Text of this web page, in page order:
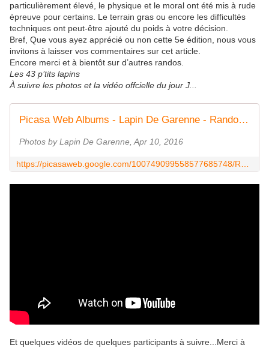
particulièrement élevé, le physique et le moral ont été mis à rude
épreuve pour certains. Le terrain gras ou encore les difficultés
techniques ont peut-être ajouté du poids à votre décision.
Bref, Que vous ayez apprécié ou non cette 5e édition, nous vous
invitons à laisser vos commentaires sur cet article.
Encore merci et à bientôt sur d’autres randos.
Les 43 p’tits lapins
À suivre les photos et la vidéo offcielle du jour J...
Picasa Web Albums - Lapin De Garenne - Rando de la G...
Photos by Lapin De Garenne, Apr 10, 2016
Et quelques vidéos de quelques participants à suivre...Merci à